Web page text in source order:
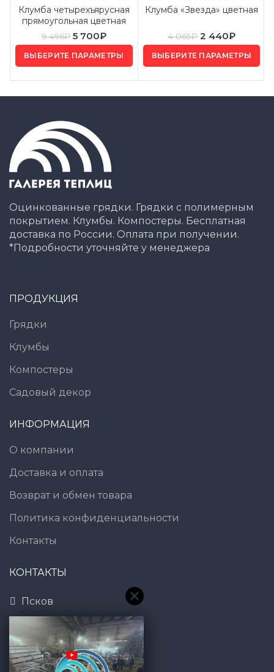
Клумба четырехъярусная
прямоугольная цветная
9 496₽ 5 700₽
ВЫБЕРИТЕ ПАРАМЕТРЫ
Клумба «Звезда» цветная
4 065₽ 2 440₽
ВЫБЕРИТЕ ПАРАМЕТРЫ
Оцинкованные грядки. Грядки с полимерным
покрытием. Клумбы. Компостеры. Бесплатная
доставка по России. Оплата при получении.
*Подробности уточняйте у менеджера
ПРОДУКЦИЯ
Грядки
Клумбы
Компостеры
Садовый декор
ИНФОРМАЦИЯ
О компании
Доставка и оплата
Возврат и обмен товара
Политика конфиденциальности
Контакты
КОНТАКТЫ
Псков
8 (800) 600-83-54
7@gt101.ru